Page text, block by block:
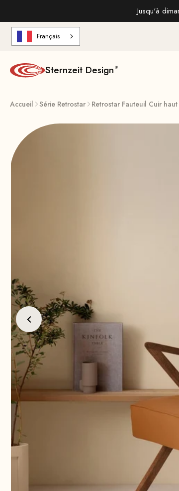
Jusqu'à
Français
Sternzeit Design
Accueil Série Retrostar Retrostar Fauteuil Cuir